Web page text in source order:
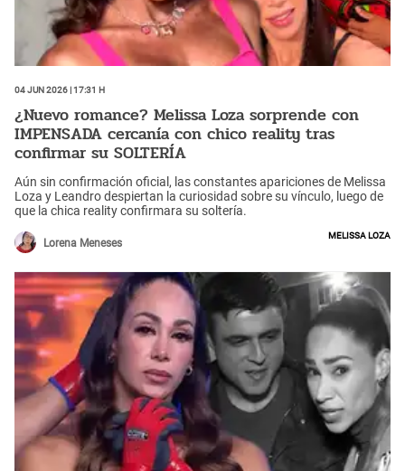
04 Jun 2026 | 17:31 h
¿Nuevo romance? Melissa Loza sorprende con
IMPENSADA cercanía con chico reality tras
confirmar su SOLTERÍA
Aún sin confirmación oficial, las constantes apariciones de Melissa
Loza y Leandro despiertan la curiosidad sobre su vínculo, luego de
que la chica reality confirmara su soltería.
Lorena Meneses
Melissa Loza